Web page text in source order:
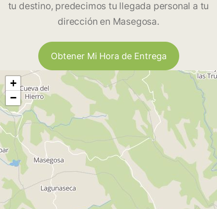
tu destino, predecimos tu llegada personal a tu
dirección en Masegosa.
Obtener Mi Hora de Entrega
+
−